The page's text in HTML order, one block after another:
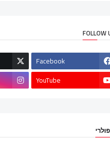
FOLLOW
Facebook
YouTube